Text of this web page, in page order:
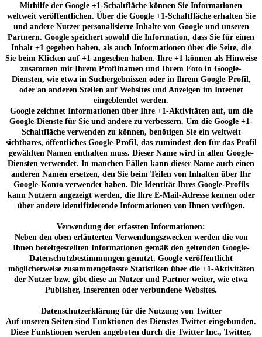
Mithilfe der Google +1-Schaltfläche können Sie Informationen
weltweit veröffentlichen. Über die Google +1-Schaltfläche erhalten Sie
und andere Nutzer personalisierte Inhalte von Google und unseren
Partnern. Google speichert sowohl die Information, dass Sie für einen
Inhalt +1 gegeben haben, als auch Informationen über die Seite, die
Sie beim Klicken auf +1 angesehen haben. Ihre +1 können als Hinweise
zusammen mit Ihrem Profilnamen und Ihrem Foto in Google-
Diensten, wie etwa in Suchergebnissen oder in Ihrem Google-Profil,
oder an anderen Stellen auf Websites und Anzeigen im Internet
eingeblendet werden.
Google zeichnet Informationen über Ihre +1-Aktivitäten auf, um die
Google-Dienste für Sie und andere zu verbessern. Um die Google +1-
Schaltfläche verwenden zu können, benötigen Sie ein weltweit
sichtbares, öffentliches Google-Profil, das zumindest den für das Profil
gewählten Namen enthalten muss. Dieser Name wird in allen Google-
Diensten verwendet. In manchen Fällen kann dieser Name auch einen
anderen Namen ersetzen, den Sie beim Teilen von Inhalten über Ihr
Google-Konto verwendet haben. Die Identität Ihres Google-Profils
kann Nutzern angezeigt werden, die Ihre E-Mail-Adresse kennen oder
über andere identifizierende Informationen von Ihnen verfügen.
Verwendung der erfassten Informationen:
Neben den oben erläuterten Verwendungszwecken werden die von
Ihnen bereitgestellten Informationen gemäß den geltenden Google-
Datenschutzbestimmungen genutzt. Google veröffentlicht
möglicherweise zusammengefasste Statistiken über die +1-Aktivitäten
der Nutzer bzw. gibt diese an Nutzer und Partner weiter, wie etwa
Publisher, Inserenten oder verbundene Websites.
Datenschutzerklärung für die Nutzung von Twitter
Auf unseren Seiten sind Funktionen des Dienstes Twitter eingebunden.
Diese Funktionen werden angeboten durch die Twitter Inc., Twitter,